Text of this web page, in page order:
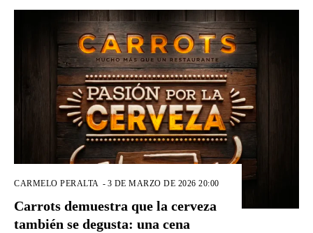
CARMELO PERALTA - 3 DE MARZO DE 2026 20:00
Carrots demuestra que la cerveza
también se degusta: una cena